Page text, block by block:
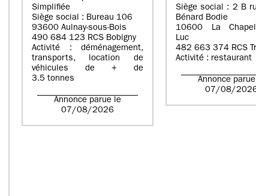
Simplifiée
Siège social : Bureau 106
93600 Aulnay-sous-Bois
490 684 123 RCS Bobigny
Activité : déménagement,
transports, location de
véhicules de + de
3.5 tonnes
Annonce parue le
07/08/2026
Siège social : 2 B
Bénard Bodie
10600 La
Luc
482 663 374 RCS
Activité : restaurant
Annonce
07/08/